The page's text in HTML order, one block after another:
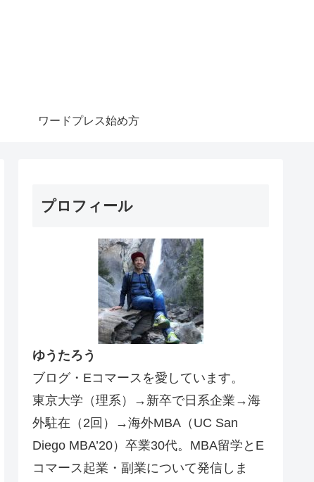
ワードプレス始め方
プロフィール
ゆうたろう
ブログ・Eコマースを愛しています。
東京大学（理系）→新卒で日系企業→海
外駐在（2回）→海外MBA（UC San
Diego MBA’20）卒業30代。MBA留学とE
コマース起業・副業について発信しま